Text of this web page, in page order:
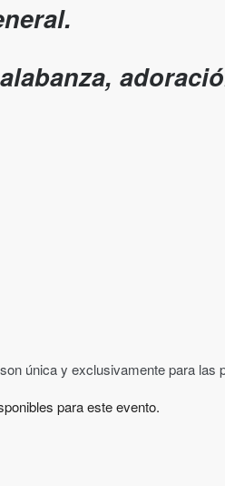
única y exclusivamente para
para este evento.